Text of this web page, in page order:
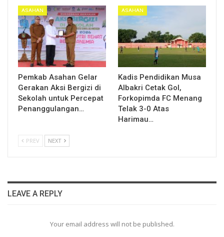
ASAHAN
Pemkab Asahan Gelar
Gerakan Aksi Bergizi di
Sekolah untuk Percepat
Penanggulangan…
ASAHAN
Kadis Pendidikan Musa
Albakri Cetak Gol,
Forkopimda FC Menang
Telak 3-0 Atas
Harimau…
PREV NEXT
LEAVE A REPLY
Your email address will not be published.